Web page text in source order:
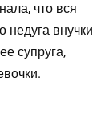
что вся
недуга внучки
супруга,